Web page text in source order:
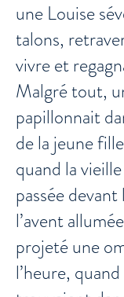
une Louise
talons,
vivre et
Malgré tout,
papillonnait
de la jeune
quand la
passée
l’avent
projeté une
l’heure,